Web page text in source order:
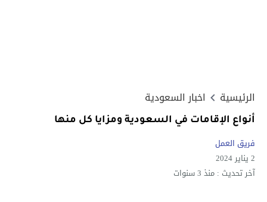
الرئيسية اخبار السعودية
أنواع الإقامات في السعودية ومزايا كل منها
فريق العمل
2 يناير 2024
آخر تحديث : منذ 3 سنوات